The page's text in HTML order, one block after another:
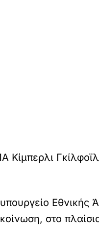
στο